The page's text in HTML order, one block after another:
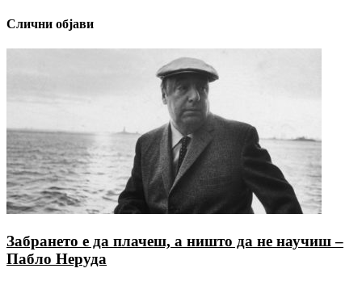
Слични објави
Забрането е да плачеш, а ништо да не научиш –
Пабло Неруда